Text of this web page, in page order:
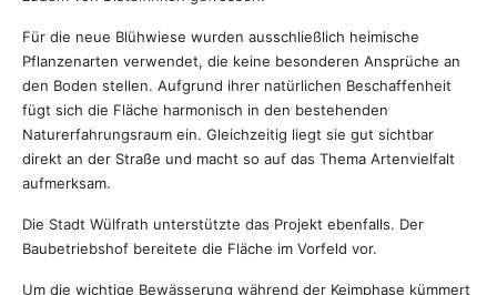
Für die neue Blühwiese wurden ausschließlich heimische
Pflanzenarten verwendet, die keine besonderen Ansprüche an
den Boden stellen. Aufgrund ihrer natürlichen Beschaffenheit
fügt sich die Fläche harmonisch in den bestehenden
Naturerfahrungsraum ein. Gleichzeitig liegt sie gut sichtbar
direkt an der Straße und macht so auf das Thema Artenvielfalt
aufmerksam.
Die Stadt Wülfrath unterstützte das Projekt ebenfalls. Der
Baubetriebshof bereitete die Fläche im Vorfeld vor.
Um die wichtige Bewässerung während der Keimphase kümmert